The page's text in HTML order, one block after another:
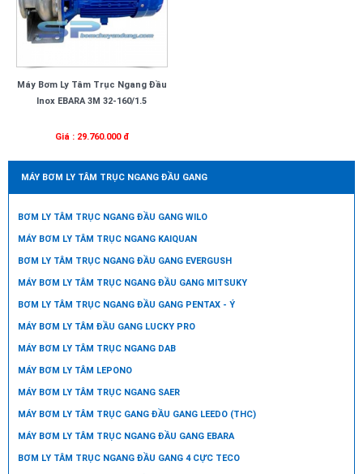
Máy Bơm Ly Tâm Trục Ngang Đầu
Inox EBARA 3M 32-160/1.5
Giá : 29.760.000 đ
MÁY BƠM LY TÂM TRỤC NGANG ĐẦU GANG
BƠM LY TÂM TRỤC NGANG ĐẦU GANG WILO
MÁY BƠM LY TÂM TRỤC NGANG KAIQUAN
BƠM LY TÂM TRỤC NGANG ĐẦU GANG EVERGUSH
MÁY BƠM LY TÂM TRỤC NGANG ĐẦU GANG MITSUKY
BƠM LY TÂM TRỤC NGANG ĐẦU GANG PENTAX - Ý
MÁY BƠM LY TÂM ĐẦU GANG LUCKY PRO
MÁY BƠM LY TÂM TRỤC NGANG DAB
MÁY BƠM LY TÂM LEPONO
MÁY BƠM LY TÂM TRỤC NGANG SAER
MÁY BƠM LY TÂM TRỤC GANG ĐẦU GANG LEEDO (THC)
MÁY BƠM LY TÂM TRỤC NGANG ĐẦU GANG EBARA
BƠM LY TÂM TRỤC NGANG ĐẦU GANG 4 CỰC TECO